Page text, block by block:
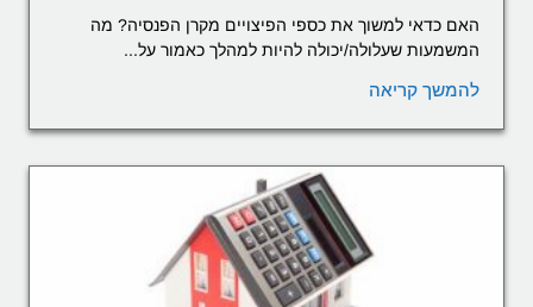
האם כדאי למשוך את כספי הפיצויים מקרן הפנסיה? מה
המשמעות שעלולה/יכולה להיות למהלך כאמור על...
להמשך קריאה